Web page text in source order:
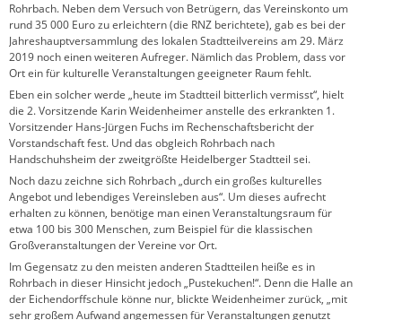
Rohrbach. Neben dem Versuch von Betrügern, das Vereinskonto um
rund 35 000 Euro zu erleichtern (die RNZ berichtete), gab es bei der
Jahreshauptversammlung des lokalen Stadtteilvereins am 29. März
2019 noch einen weiteren Aufreger. Nämlich das Problem, dass vor
Ort ein für kulturelle Veranstaltungen geeigneter Raum fehlt.
Eben ein solcher werde „heute im Stadtteil bitterlich vermisst“, hielt
die 2. Vorsitzende Karin Weidenheimer anstelle des erkrankten 1.
Vorsitzender Hans-Jürgen Fuchs im Rechenschaftsbericht der
Vorstandschaft fest. Und das obgleich Rohrbach nach
Handschuhsheim der zweitgrößte Heidelberger Stadtteil sei.
Noch dazu zeichne sich Rohrbach „durch ein großes kulturelles
Angebot und lebendiges Vereinsleben aus“. Um dieses aufrecht
erhalten zu können, benötige man einen Veranstaltungsraum für
etwa 100 bis 300 Menschen, zum Beispiel für die klassischen
Großveranstaltungen der Vereine vor Ort.
Im Gegensatz zu den meisten anderen Stadtteilen heiße es in
Rohrbach in dieser Hinsicht jedoch „Pustekuchen!“. Denn die Halle an
der Eichendorffschule könne nur, blickte Weidenheimer zurück, „mit
sehr großem Aufwand angemessen für Veranstaltungen genutzt